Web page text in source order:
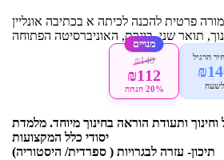
מורה פרטית להכנה לכיתה א בכתיבה אונליין
תואר שני, בוגרת, האוניברסיטה הפתוחה
הרגיל
לשעה
מנויים
₪140
₪112
20% הנחה
וחינוך ותעודת הוראה בחינוך מיוחד. מלמדת
יסודי כלל המקצועות
תיכון- עזרה לבגרויות ( ספרדית/ היסטוריה)